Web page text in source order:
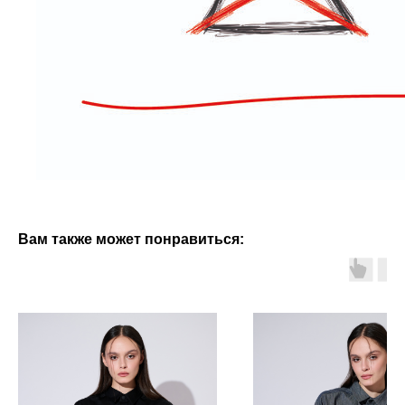
Вам также может понравиться: